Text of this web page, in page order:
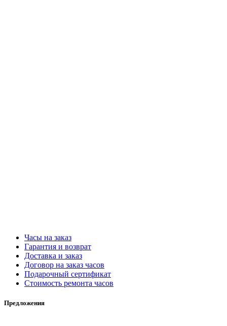
Часы на заказ
Гарантия и возврат
Доставка и заказ
Договор на заказ часов
Подарочный сертификат
Стоимость ремонта часов
Предложения